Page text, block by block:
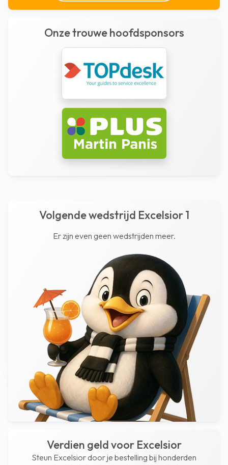
Onze trouwe hoofdsponsors
Volgende wedstrijd Excelsior 1
Er zijn even geen wedstrijden meer.
Verdien geld voor Excelsior
Steun Excelsior door je bestelling bij honderden